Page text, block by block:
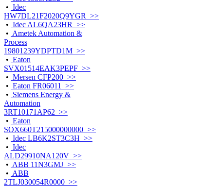
• Idec
HW7DL21F2020Q9YGR >>
• Idec AL6QA23HR >>
• Ametek Automation &
Process
19801239YDPTD1M >>
• Eaton
SVX01514EAK3PEPF >>
• Mersen CFP200 >>
• Eaton FR06011 >>
• Siemens Energy &
Automation
3RT10171AP62 >>
• Eaton
SOX660T215000000000 >>
• Idec LB6K2ST3C3H >>
• Idec
ALD29910NA120V >>
• ABB 11N3GMJ >>
• ABB
2TLJ030054R0000 >>